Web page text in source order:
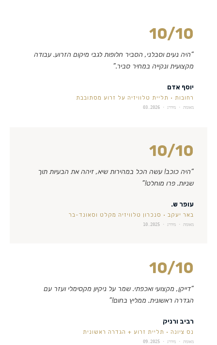
10/10
“היה נעים וסבלני, הסביר חלופות לגבי מיקום הזרוע. עבודה
מקצועית ונקייה במחיר סביר.”
יוסף אדם
רחובות · תליית טלוויזיה על זרוע מסתובבת
מאומת · מידרג · 03.2026
10/10
“היה כוכב! עשה הכל במהירות שיא, זיהה את הבעיות תוך
שניות. פרו מוחלט!”
עופר ש.
באר יעקב · סנכרון טלוויזיה מקלט וסאונד-בר
מאומת · מידרג · 10.2025
10/10
“דייקן, מקצועי ואכפתי. שמר על ניקיון מקסימלי ועזר עם
הגדרה ראשונית. ממליץ בחום!”
רביב ורניק
נס ציונה · תליית זרוע + הגדרה ראשונית
מאומת · מידרג · 09.2025